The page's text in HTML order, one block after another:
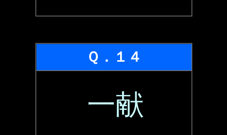
Ｑ．１４
一献